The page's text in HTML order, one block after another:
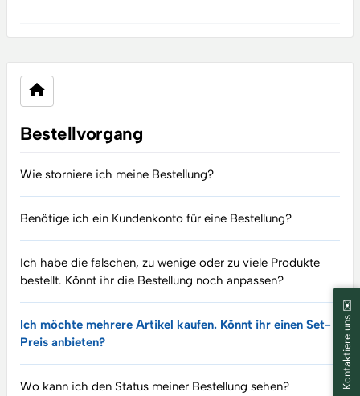
Bestellvorgang
Wie storniere ich meine Bestellung?
Benötige ich ein Kundenkonto für eine Bestellung?
Ich habe die falschen, zu wenige oder zu viele Produkte
bestellt. Könnt ihr die Bestellung noch anpassen?
Ich möchte mehrere Artikel kaufen. Könnt ihr einen Set-
Preis anbieten?
Wo kann ich den Status meiner Bestellung sehen? Kontaktiere uns ✉️